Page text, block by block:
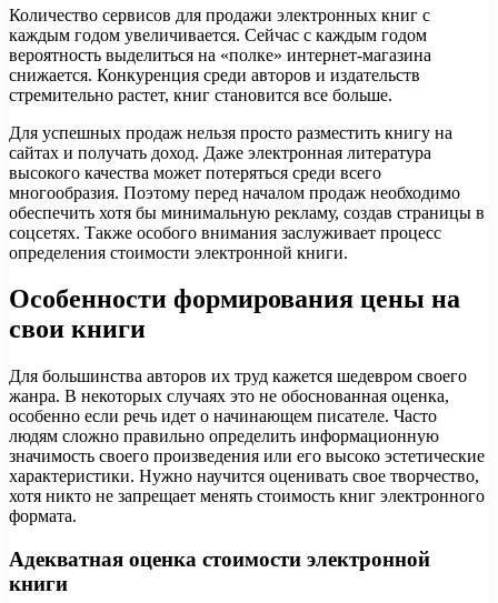
Количество сервисов для продажи электронных книг с
каждым годом увеличивается. Сейчас с каждым годом
вероятность выделиться на «полке» интернет-магазина
снижается. Конкуренция среди авторов и издательств
стремительно растет, книг становится все больше.
Для успешных продаж нельзя просто разместить книгу на
сайтах и получать доход. Даже электронная литература
высокого качества может потеряться среди всего
многообразия. Поэтому перед началом продаж необходимо
обеспечить хотя бы минимальную рекламу, создав страницы в
соцсетях. Также особого внимания заслуживает процесс
определения стоимости электронной книги.
Особенности формирования цены на
свои книги
Для большинства авторов их труд кажется шедевром своего
жанра. В некоторых случаях это не обоснованная оценка,
особенно если речь идет о начинающем писателе. Часто
людям сложно правильно определить информационную
значимость своего произведения или его высоко эстетические
характеристики. Нужно научится оценивать свое творчество,
хотя никто не запрещает менять стоимость книг электронного
формата.
Адекватная оценка стоимости электронной
книги